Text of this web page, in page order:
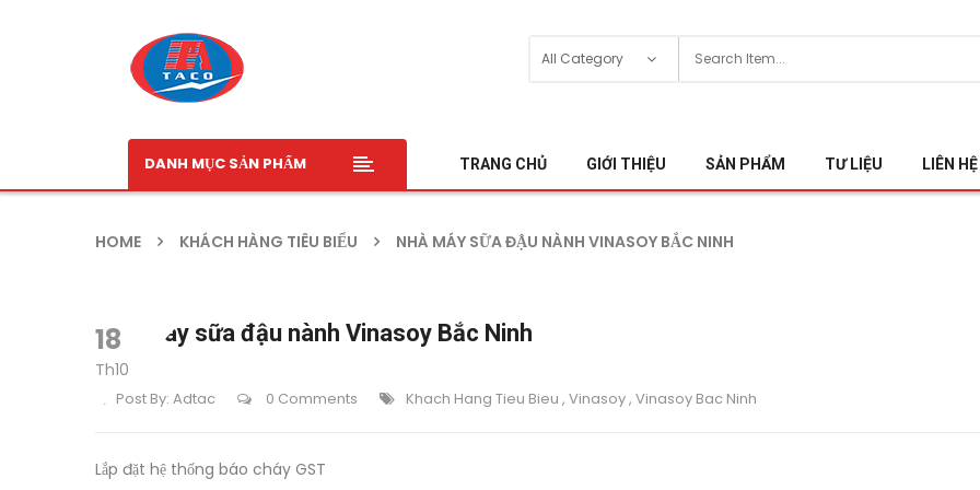
DANH MỤC SẢN PHẨM TRANG CHỦ GIỚI THIỆU SẢN PHẨM TƯ LIỆU LIÊN HỆ
HOME KHÁCH HÀNG TIÊU BIỂU NHÀ MÁY SỮA ĐẬU NÀNH VINASOY BẮC NINH
18
Th10
Nhà máy sữa đậu nành Vinasoy Bắc Ninh
Post By: Adtac 0 Comments Khach Hang Tieu Bieu , Vinasoy, Vinasoy Bac Ninh
Lắp đặt hệ thống báo cháy GST